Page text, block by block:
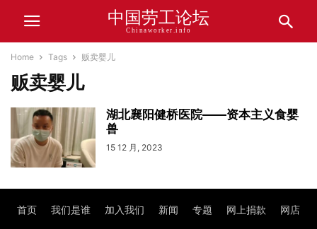
中国劳工论坛
Chinaworker.info
Home Tags 贩卖婴儿
贩卖婴儿
湖北襄阳健桥医院——资本主义食婴
兽
15 12 月, 2023
首页 我们是谁 加入我们 新闻 专题 网上捐款 网店